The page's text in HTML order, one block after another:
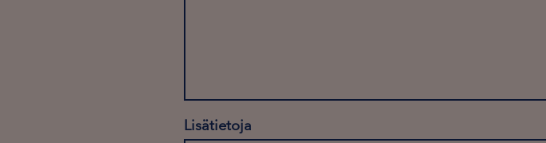
Lisätietoja